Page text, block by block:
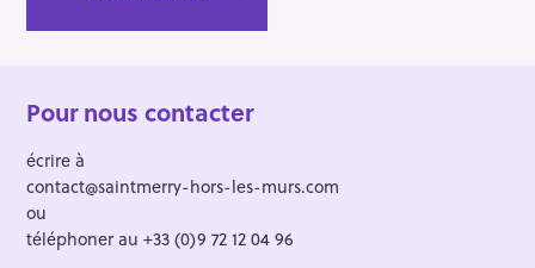
Pour nous contacter
écrire à
contact@saintmerry-hors-les-murs.com
ou
téléphoner au +33 (0)9 72 12 04 96